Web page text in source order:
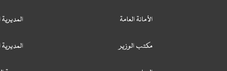
الأمانة العامة
مكتب الوزير